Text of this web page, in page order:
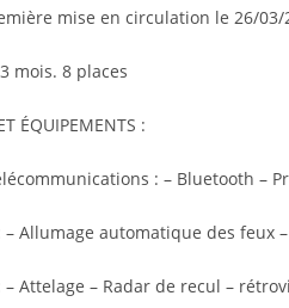
mise en circulation le 26/03/
mois. 8 places
ÉQUIPEMENTS :
: – Bluetooth –
– Allumage automatique des feux
– Attelage – Radar de recul –